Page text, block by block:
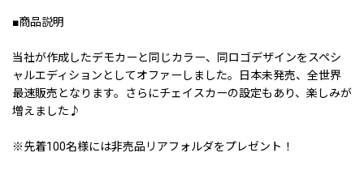
■商品説明
当社が作成したデモカーと同じカラー、同ロゴデザインをスペシ
ャルエディションとしてオファーしました。日本未発売、全世界
最速販売となります。さらにチェイスカーの設定もあり、楽しみが
増えました♪
※先着100名様には非売品リアフォルダをプレゼント！